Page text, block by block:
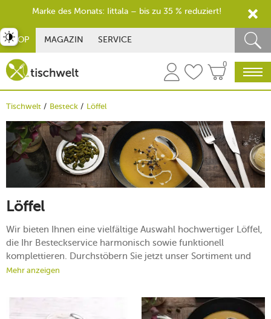
SHOP MAGAZIN SERVICE
0
Tischwelt Besteck Löffel
Löffel
Wir bieten Ihnen eine vielfältige Auswahl hochwertiger Löffel,
die Ihr Besteckservice harmonisch sowie funktionell
komplettieren. Durchstöbern Sie jetzt unser Sortiment und
bestellen Sie sich Ihre Ess-, Kaffee- oder Suppenlöffel über
Kaffeelöffel, Teelöffel, Espressolöffel, Dessertlöffel,
Vorspeiselöffel von unseren Marken-Besteckherstellern.
Mehr anzeigen
umschalten
Marke des Monats: Iittala – bis zu 35 % reduziert!